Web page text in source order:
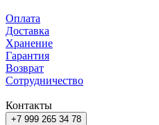
Оплата
Доставка
Хранение
Гарантия
Возврат
Сотрудничество
Контакты
+7 999 265 34 78